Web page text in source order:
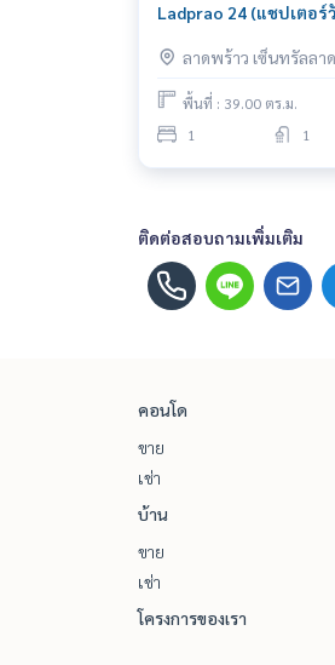
Ladprao 24 (แชปเตอ
ห้องนอน ใกล้สามย่าน
เข้าอยู่
ลาดพร้าว เซ็นทรัลลา
พื้นที่ : 39.00 ตร.ม.
1
1
ติดต่อสอบถามเพิ่มเติม
คอนโด
ขาย
เช่า
บ้าน
ขาย
เช่า
โครงการของเรา